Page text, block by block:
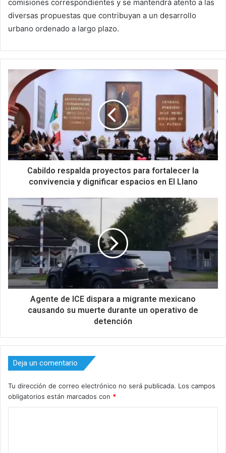
comisiones correspondientes y se mantendrá atento a las
diversas propuestas que contribuyan a un desarrollo
urbano ordenado a largo plazo.
Cabildo respalda proyectos para fortalecer la
convivencia y dignificar espacios en El Llano
Agente de ICE dispara a migrante mexicano
causando su muerte durante un operativo de
detención
Deja un comentario
Tu dirección de correo electrónico no será publicada. Los campos
obligatorios están marcados con *